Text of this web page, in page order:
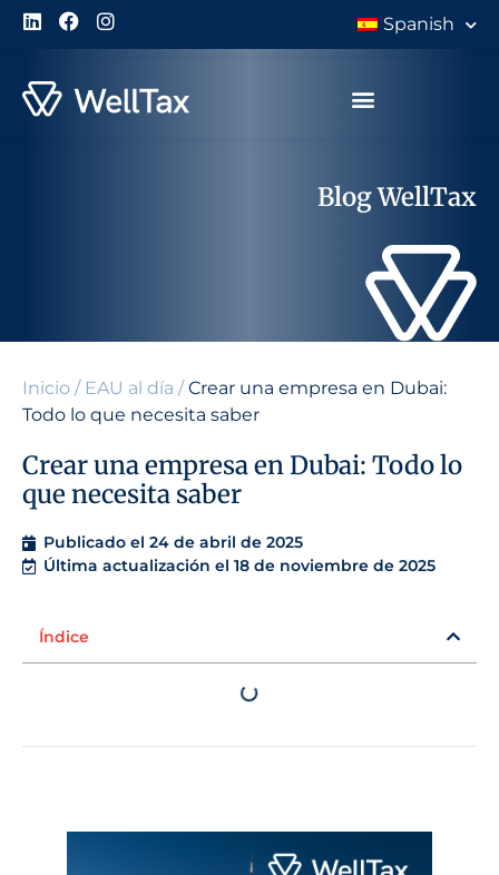
Spanish
Blog WellTax
Inicio / EAU al día /Crear una empresa en Dubai:
Todo lo que necesita saber
Crear una empresa en Dubai: Todo lo
que necesita saber
Publicado el 24 de abril de 2025
Última actualización el 18 de noviembre de 2025
Índice